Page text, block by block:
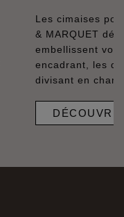
Les cimaises
& MARQUET
embellissent vos
encadrant, les
divisant en